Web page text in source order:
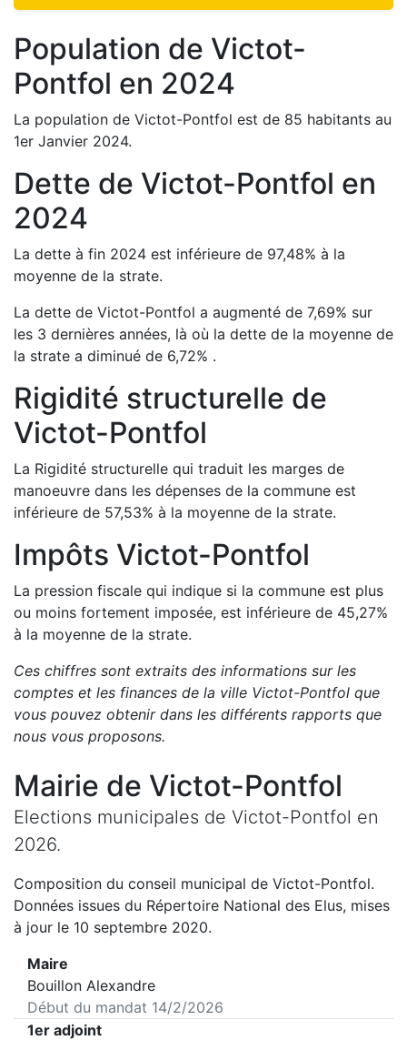
Population de Victot-
Pontfol en 2024
La population de Victot-Pontfol est de 85 habitants au
1er Janvier 2024.
Dette de Victot-Pontfol en
2024
La dette à fin 2024 est inférieure de 97,48% à la
moyenne de la strate.
La dette de Victot-Pontfol a augmenté de 7,69% sur
les 3 dernières années, là où la dette de la moyenne de
la strate a diminué de 6,72% .
Rigidité structurelle de
Victot-Pontfol
La Rigidité structurelle qui traduit les marges de
manoeuvre dans les dépenses de la commune est
inférieure de 57,53% à la moyenne de la strate.
Impôts Victot-Pontfol
La pression fiscale qui indique si la commune est plus
ou moins fortement imposée, est inférieure de 45,27%
à la moyenne de la strate.
Ces chiffres sont extraits des informations sur les
comptes et les finances de la ville Victot-Pontfol que
vous pouvez obtenir dans les différents rapports que
nous vous proposons.
Mairie de Victot-Pontfol
Elections municipales de Victot-Pontfol en
2026.
Composition du conseil municipal de Victot-Pontfol.
Données issues du Répertoire National des Elus, mises
à jour le 10 septembre 2020.
Maire
Bouillon Alexandre
Début du mandat 14/2/2026
1er adjoint